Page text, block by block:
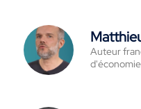
Auteur
d'économie